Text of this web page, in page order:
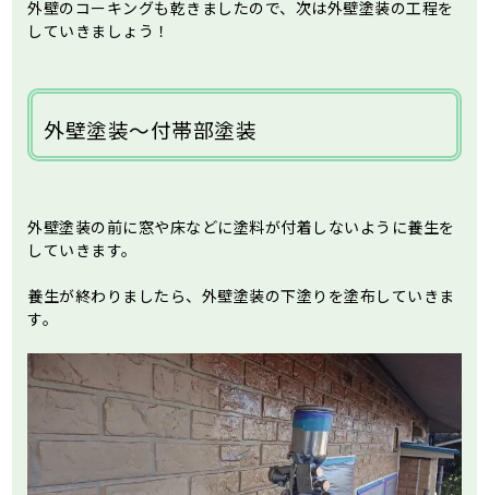
外壁のコーキングも乾きましたので、次は外壁塗装の工程を
していきましょう！
外壁塗装～付帯部塗装
外壁塗装の前に窓や床などに塗料が付着しないように養生を
していきます。
養生が終わりましたら、外壁塗装の下塗りを塗布していきま
す。